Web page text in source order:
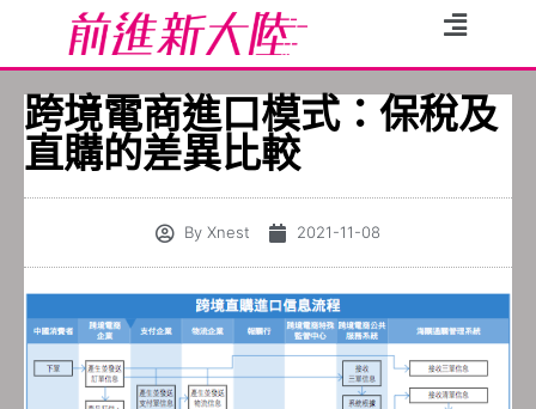
跨境電商進口模式：保稅及
直購的差異比較
By Xnest 2021-11-08